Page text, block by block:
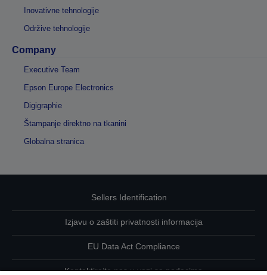
Inovativne tehnologije
Održive tehnologije
Company
Executive Team
Epson Europe Electronics
Digigraphie
Štampanje direktno na tkanini
Globalna stranica
Sellers Identification
Izjavu o zaštiti privatnosti informacija
EU Data Act Compliance
Kontaktirajte nas u vezi sa podacima